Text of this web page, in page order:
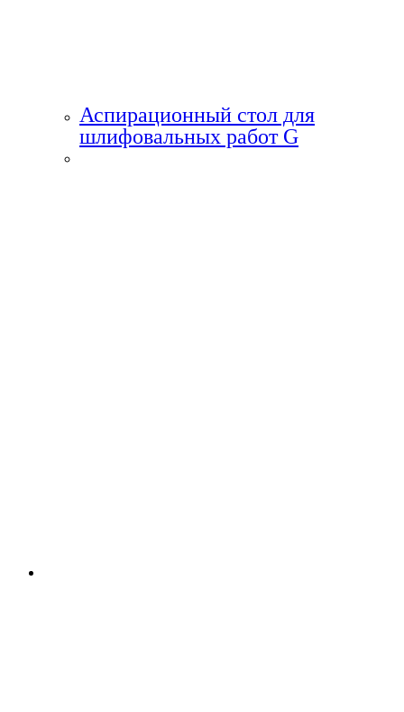
Аспирационный стол для
шлифовальных работ G